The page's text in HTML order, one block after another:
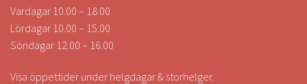
Vardagar 10.00 – 18.00
Lördagar 10.00 – 15.00
Söndagar 12.00 – 16.00
Visa öppettider under helgdagar & storhelger.